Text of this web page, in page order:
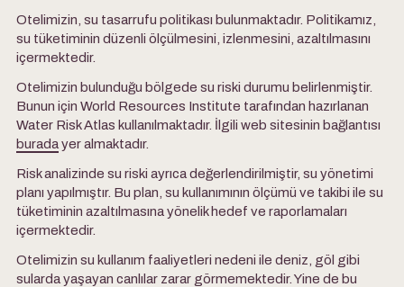
Otelimizin, su tasarrufu politikası bulunmaktadır. Politikamız,
su tüketiminin düzenli ölçülmesini, izlenmesini, azaltılmasını
içermektedir.
Otelimizin bulunduğu bölgede su riski durumu belirlenmiştir.
Bunun için World Resources Institute tarafından hazırlanan
Water Risk Atlas kullanılmaktadır. İlgili web sitesinin bağlantısı
buradayer almaktadır.
Risk analizinde su riski ayrıca değerlendirilmiştir, su yönetimi
planı yapılmıştır. Bu plan, su kullanımının ölçümü ve takibi ile su
tüketiminin azaltılmasına yönelik hedef ve raporlamaları
içermektedir.
Otelimizin su kullanım faaliyetleri nedeni ile deniz, göl gibi
sularda yaşayan canlılar zarar görmemektedir. Yine de bu